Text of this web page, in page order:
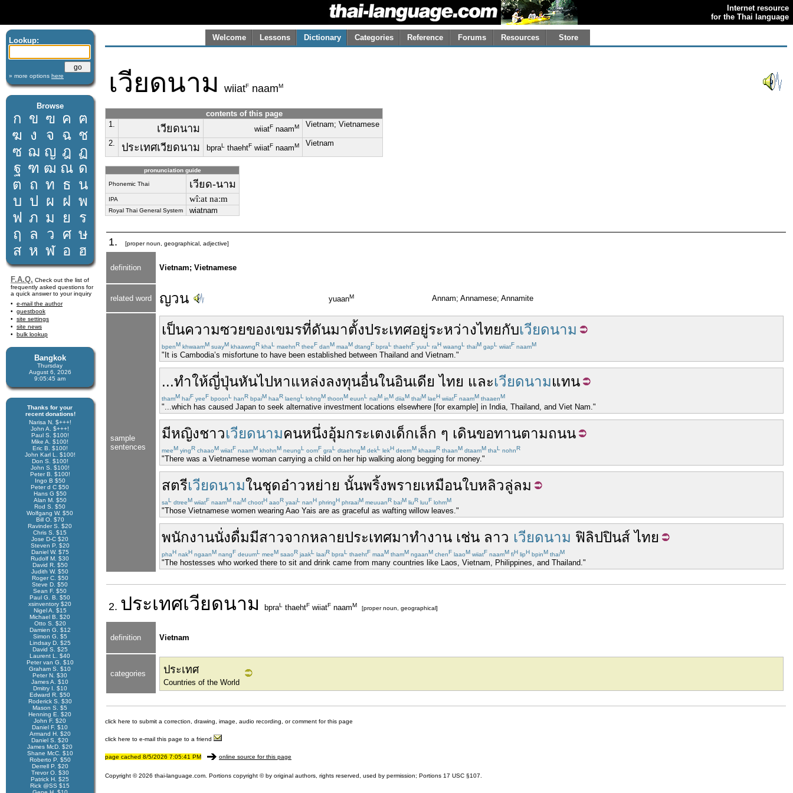
Internet resource
for the Thai language
Lookup:
» more options here
Browse
ก ข ฃ ค ฅ
ฆ ง จ ฉ ช
ซ ฌ ญ ฎ ฏ
ฐ ฑ ฒ ณ ด
ต ถ ท ธ น
บ ป ผ ฝ พ
ฟ ภ ม ย
ร
ฤ
ล ว ศ ษ
ส ห ฬ อ ฮ
F.A.Q. Check out the list of
frequently asked questions for
a quick answer to your inquiry
e-mail the author
guestbook
site settings
site news
bulk lookup
Bangkok
Thursday
August 6, 2026
9:05:45 am
Thanks for your
recent donations!
Narisa N. $+++!
John A. $+++!
Paul S. $100!
Mike A. $100!
Eric B. $100!
John Karl L. $100!
Don S. $100!
John S. $100!
Peter B. $100!
Ingo B $50
Peter d C $50
Hans G $50
Alan M. $50
Rod S. $50
Wolfgang W. $50
Bill O. $70
Ravinder S. $20
Chris S. $15
Jose D-C $20
Steven P. $20
Daniel W. $75
Rudolf M. $30
David R. $50
Judith W. $50
Roger C. $50
Steve D. $50
Sean F. $50
Paul G. B. $50
xsinventory $20
Nigel A. $15
Michael B. $20
Otto S. $20
Damien G. $12
Simon G. $5
Lindsay D. $25
David S. $25
Laurent L. $40
Peter van G. $10
Graham S. $10
Peter N. $30
James A. $10
Dmitry I. $10
Edward R. $50
Roderick S. $30
Mason S. $5
Henning E. $20
John F. $20
Daniel F. $10
Armand H. $20
Daniel S. $20
James McD. $20
Shane McC. $10
Roberto P. $50
Derrell P. $20
Trevor O. $30
Patrick H. $25
Rick @SS $15
Welcome Lessons Dictionary Categories Reference Forums Resources Store
เวียดนาม wiiatF naamM
contents of this page
1.
เวียดนาม wiiatF naamM Vietnam; Vietnamese
2. ประเทศเวียดนาม bpraL thaehtF wiiatF naamM Vietnam
pronunciation guide
Phonemic Thai เวียด-นาม
IPA wîːat naːm
Royal Thai General System wiatnam
1. [proper noun, geographical, adjective]
definition Vietnam; Vietnamese
related word ญวน yuaanM Annam; Annamese; Annamite
sample
sentences
เป็นความซวยของเขมรที่ดันมาตั้งประเทศอยู่ระหว่างไทยกับเวียดนาม
bpenM khwaamM suayM khaawngR khaL maehnR theeF danM maaM dtangF bpraL thaehtF yuuL raH waangL thaiM gapL wiiatF naamM
"It is Cambodia’s misfortune to have been established between Thailand and Vietnam."
...ทำให้ญี่ปุ่นหันไปหาแหล่งลงทุนอื่นในอินเดีย ไทย และเวียดนามแทน
thamM haiF yeeF bpoonL hanR bpaiM haaR laengL lohngM thoonM euunL naiM inM diiaM thaiM laeH wiiatF naamM thaaenM
"...which has caused Japan to seek alternative investment locations elsewhere [for example] in India, Thailand, and Viet Nam."
มีหญิงชาวเวียดนามคนหนึ่งอุ้มกระเตงเด็กเล็ก ๆ เดินขอทานตามถนน
meeM yingR chaaoM wiiatF naamM khohnM neungL oomF graL dtaehngM dekL lekH deernM khaawR thaanM dtaamM thaL nohnR
"There was a Vietnamese woman carrying a child on her hip walking along begging for money."
สตรีเวียดนามในชุดอ๋าวหย่าย นั้นพริ้งพรายเหมือนใบหลิวลู่ลม
saL dtreeM wiiatF naamM naiM chootH aaoR yaaiL nanH phringH phraaiM meuuanR baiM liuR luuF lohmM
"Those Vietnamese women wearing Aao Yais are as graceful as wafting willow leaves."
พนักงานนั่งดื่มมีสาวจากหลายประเทศมาทำงาน เช่น ลาว เวียดนาม ฟิลิปปินส์ ไทย
phaH nakH ngaanM nangF deuumL meeM saaoR jaakL laaiR bpraL thaehtF maaM thamM ngaanM chenF laaoM wiiatF naamM fiH lipH bpinM thaiM
"The hostesses who worked there to sit and drink came from many countries like Laos, Vietnam, Philippines, and Thailand."
2. ประเทศเวียดนาม bpraL thaehtF wiiatF naamM [proper noun, geographical]
definition Vietnam
categories ประเทศ
Countries of the World
click here to submit a correction, drawing, image, audio recording, or comment for this page
click here to e-mail this page to a friend
page cached 8/5/2026 7:05:41 PM online source for this page
Copyright © 2026 thai-language.com. Portions copyright © by original authors, rights reserved, used by permission; Portions 17 USC §107